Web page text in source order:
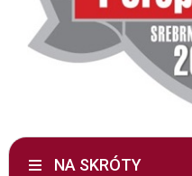
NA SKRÓTY